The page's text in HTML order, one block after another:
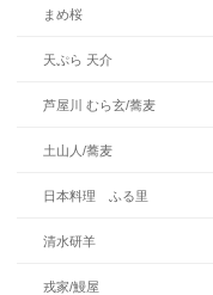
まめ桜
天ぷら 天介
芦屋川 むら玄/蕎麦
土山人/蕎麦
日本料理 ふる里
清水研羊
戎家/鰻屋